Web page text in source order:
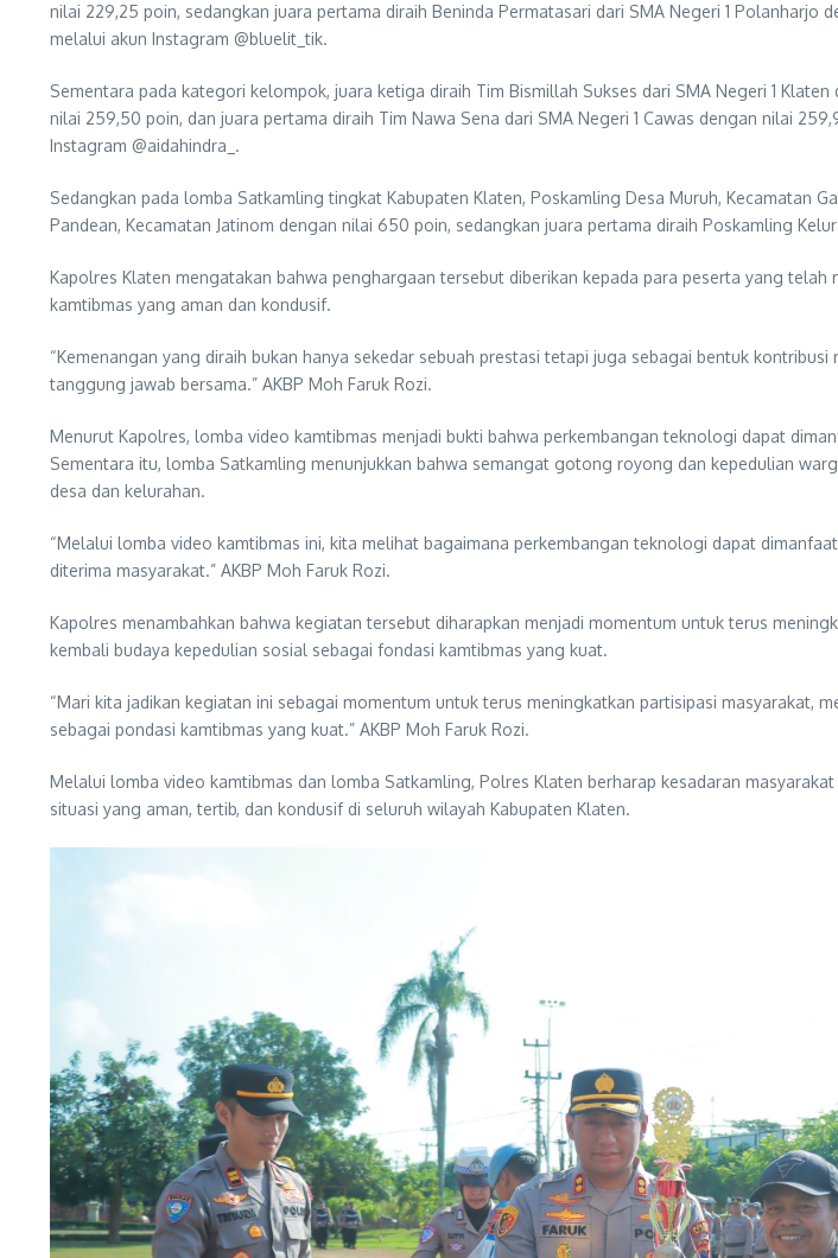
nilai 229,25 poin, sedangkan juara pertama diraih Beninda Permatasari dari SMA Negeri 1
melalui akun Instagram @bluelit_tik.
Sementara pada kategori kelompok, juara ketiga diraih Tim Bismillah Sukses dari SMA Negeri 1
nilai 259,50 poin, dan juara pertama diraih Tim Nawa Sena dari SMA Negeri 1 Cawas dengan nilai
Instagram @aidahindra_.
Sedangkan pada lomba Satkamling tingkat Kabupaten Klaten, Poskamling Desa Muruh, Kecamatan
Pandean, Kecamatan Jatinom dengan nilai 650 poin, sedangkan juara pertama diraih Poskamling
Kapolres Klaten mengatakan bahwa penghargaan tersebut diberikan kepada para peserta yang
kamtibmas yang aman dan kondusif.
“Kemenangan yang diraih bukan hanya sekedar sebuah prestasi tetapi juga sebagai bentuk
tanggung jawab bersama.” AKBP Moh Faruk Rozi.
Menurut Kapolres, lomba video kamtibmas menjadi bukti bahwa perkembangan teknologi dapat
Sementara itu, lomba Satkamling menunjukkan bahwa semangat gotong royong dan kepedulian
desa dan kelurahan.
“Melalui lomba video kamtibmas ini, kita melihat bagaimana perkembangan teknologi dapat
diterima masyarakat.” AKBP Moh Faruk Rozi.
Kapolres menambahkan bahwa kegiatan tersebut diharapkan menjadi momentum untuk terus
kembali budaya kepedulian sosial sebagai fondasi kamtibmas yang kuat.
“Mari kita jadikan kegiatan ini sebagai momentum untuk terus meningkatkan partisipasi masyarakat,
sebagai pondasi kamtibmas yang kuat.” AKBP Moh Faruk Rozi.
Melalui lomba video kamtibmas dan lomba Satkamling, Polres Klaten berharap kesadaran
situasi yang aman, tertib, dan kondusif di seluruh wilayah Kabupaten Klaten.